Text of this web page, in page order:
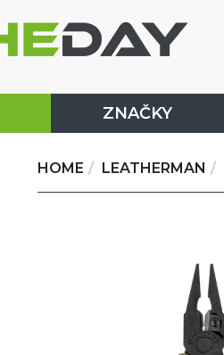
ZNAČKY
HOME LEATHERMAN